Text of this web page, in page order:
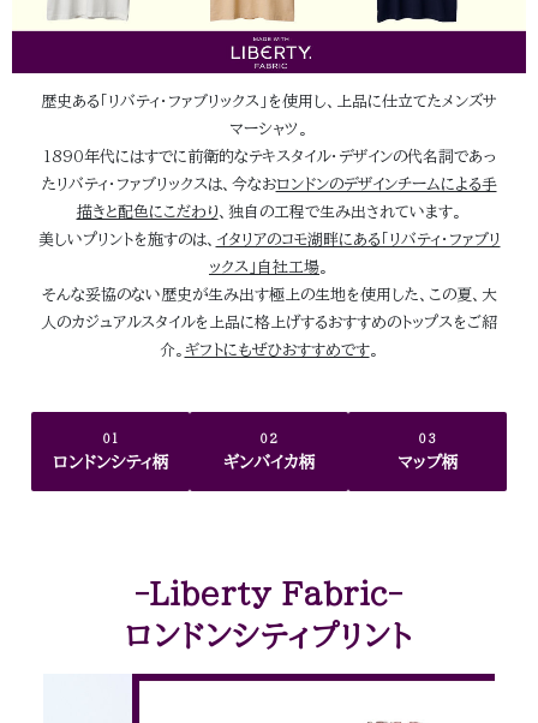
歴史ある「リバティ・ファブリックス」を使用し、上品に仕立てたメンズサ
マーシャツ。
1890年代にはすでに前衛的なテキスタイル・デザインの代名詞であっ
たリバティ・ファブリックスは、今なおロンドンのデザインチームによる手
描きと配色にこだわり、独自の工程で生み出されています。
美しいプリントを施すのは、 イタリアのコモ湖畔にある「リバティ・ファブリ
ックス」自社工場。
そんな妥協のない歴史が生み出す極上の生地を使用した、この夏、大
人のカジュアルスタイルを上品に格上げするおすすめのトップスをご紹
介。 ギフトにもぜひおすすめです。
01
ロンドンシティ柄
02
ギンバイカ柄
03
マップ柄
-Liberty Fabric-
ロンドンシティプリント